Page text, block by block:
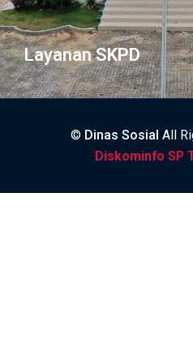
Layanan SKPD
© Dinas Sosial All
Diskominfo SP